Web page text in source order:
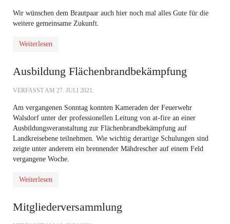
Wir wünschen dem Brautpaar auch hier noch mal alles Gute für die
weitere gemeinsame Zukunft.
Weiterlesen
Ausbildung Flächenbrandbekämpfung
VERFASST AM 27. JULI 2021.
Am vergangenen Sonntag konnten Kameraden der Feuerwehr
Walsdorf unter der professionellen Leitung von at-fire an einer
Ausbildungsveranstaltung zur Flächenbrandbekämpfung auf
Landkreisebene teilnehmen. Wie wichtig derartige Schulungen sind
zeigte unter anderem ein brennender Mähdrescher auf einem Feld
vergangene Woche.
Weiterlesen
Mitgliederversammlung